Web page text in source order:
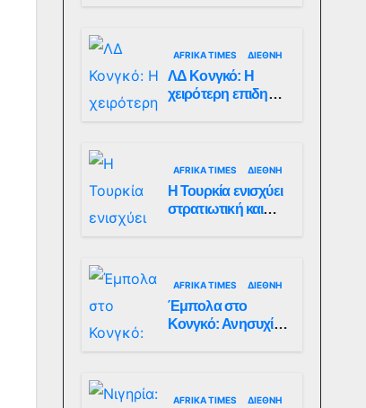
AFRIKA TIMES ΔΙΕΘΝΉ
ΛΔ Κονγκό: Η
χειρότερη επιδημία
AFRIKA TIMES ΔΙΕΘΝΉ
Η Τουρκία ενισχύει
στρατιωτική και
AFRIKA TIMES ΔΙΕΘΝΉ
Έμπολα στο
Κονγκό: Ανησυχία
AFRIKA TIMES ΔΙΕΘΝΉ